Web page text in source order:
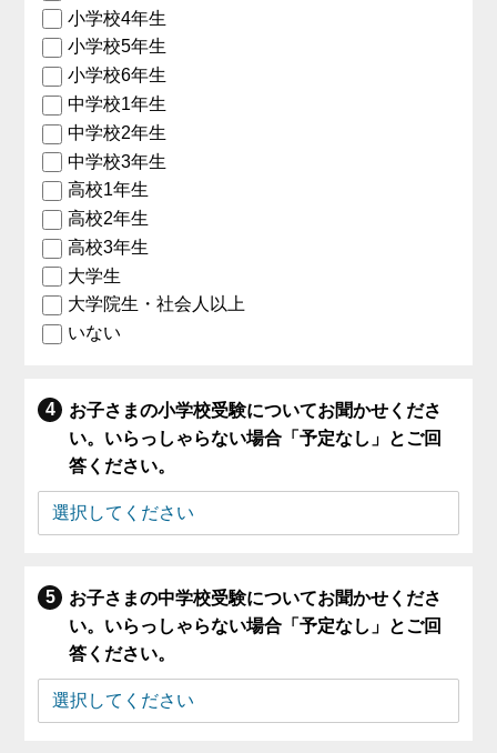
小学校4年生
小学校5年生
小学校6年生
中学校1年生
中学校2年生
中学校3年生
高校1年生
高校2年生
高校3年生
大学生
大学院生・社会人以上
いない
お子さまの小学校受験についてお聞かせくださ
い。いらっしゃらない場合「予定なし」とご回
答ください。
お子さまの中学校受験についてお聞かせくださ
い。いらっしゃらない場合「予定なし」とご回
答ください。